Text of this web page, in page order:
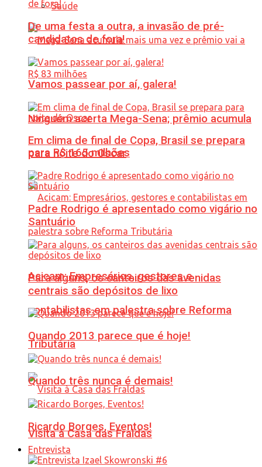
Saúde
Ninguém acerta Mega-Sena; prêmio acumula
para R$ 165 milhões
Acicam: Empresários, gestores e
contabilistas em palestra sobre Reforma
Tributária
Visita à Casa das Fraldas
De uma festa a outra, a invasão de pré-
candidatos de fora!
Vamos passear por aí, galera!
Em clima de final de Copa, Brasil se prepara
para noite do Oscar
Padre Rodrigo é apresentado como vigário no
Santuário
Para alguns, os canteiros das avenidas
centrais são depósitos de lixo
Quando 2013 parece que é hoje!
Quando três nunca é demais!
Ricardo Borges, Eventos!
Entrevista